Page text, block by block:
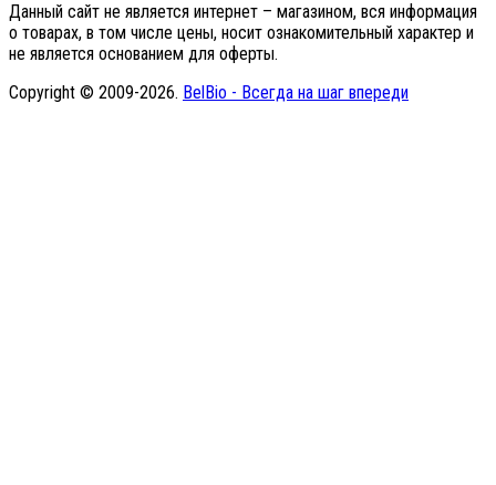
Данный сайт не является интернет – магазином, вся информация
о товарах, в том числе цены, носит ознакомительный характер и
не является основанием для оферты.
Copyright © 2009-2026. BelBio - Всегда на шаг впереди